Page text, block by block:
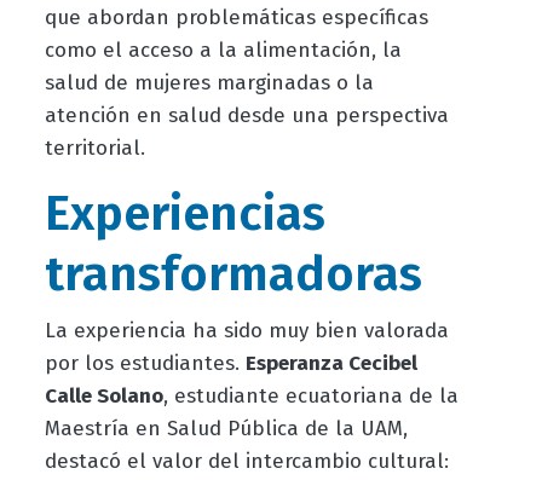
que abordan problemáticas específicas
como el acceso a la alimentación, la
salud de mujeres marginadas o la
atención en salud desde una perspectiva
territorial.
Experiencias
transformadoras
La experiencia ha sido muy bien valorada
por los estudiantes. Esperanza Cecibel
Calle Solano, estudiante ecuatoriana de la
Maestría en Salud Pública de la UAM,
destacó el valor del intercambio cultural: